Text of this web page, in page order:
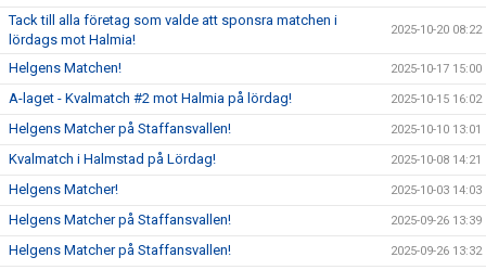
Tack till alla företag som valde att sponsra matchen i
lördags mot Halmia!
2025-10-20 08:22
Helgens Matchen! 2025-10-17 15:00
A-laget - Kvalmatch #2 mot Halmia på lördag! 2025-10-15 16:02
Helgens Matcher på Staffansvallen! 2025-10-10 13:01
Kvalmatch i Halmstad på Lördag! 2025-10-08 14:21
Helgens Matcher! 2025-10-03 14:03
Helgens Matcher på Staffansvallen! 2025-09-26 13:39
Helgens Matcher på Staffansvallen! 2025-09-26 13:32